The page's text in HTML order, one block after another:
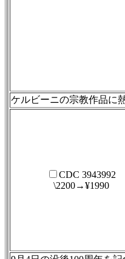
ケルビーニの宗教作品に
CDC 3943992
\2200→¥1990